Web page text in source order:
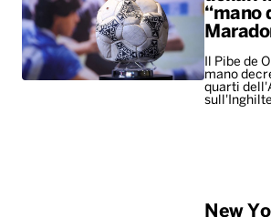
“mano
Il Pibe de
mano
quarti
New